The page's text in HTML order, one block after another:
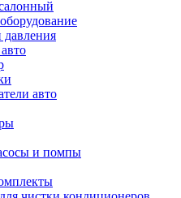
давления
авто
и помпы